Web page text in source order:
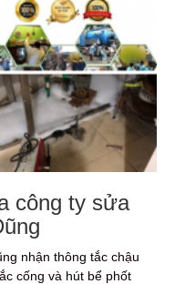
công ty sửa
nhận thông tắc chậu
cống và hút bể phốt